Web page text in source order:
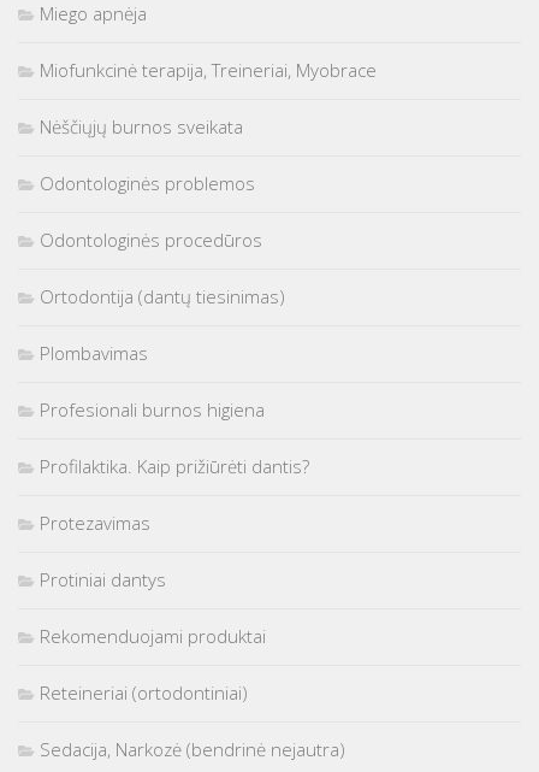
Miego apnėja
Miofunkcinė terapija, Treineriai, Myobrace
Nėščiųjų burnos sveikata
Odontologinės problemos
Odontologinės procedūros
Ortodontija (dantų tiesinimas)
Plombavimas
Profesionali burnos higiena
Profilaktika. Kaip prižiūrėti dantis?
Protezavimas
Protiniai dantys
Rekomenduojami produktai
Reteineriai (ortodontiniai)
Sedacija, Narkozė (bendrinė nejautra)